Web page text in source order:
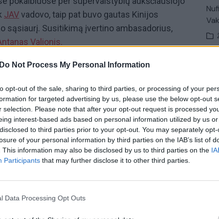
Do Not Process My Personal Information
opt-out of the sale, sharing to third parties, or processing of your
for targeted advertising by us, please use the below opt-out
selection. Please note that after your opt-out request is processed
interest-based ads based on personal information utilized by us
to third parties prior to your opt-out. You may separately
of your personal information by third parties on the IAB’s list of
This information may also be disclosed by us to third parties on the
Participants that may further disclose it to other third parties.
Data Processing Opt Outs
JAVvadovo, taip pat buvo gautas Kinijos
sąsiaurį. Susitikimą įvertino ambasadorius,
Valionis.
pokalbiai su herojais, ekspertų įžvalgos ir
ir diskusijos apie socialinius tinklus
ryto“ televizijos laidoje„Nauja diena“.
per „Lietuvos ryto“ televiziją ir „YouTube“
Antanas Valionis JAV
karas